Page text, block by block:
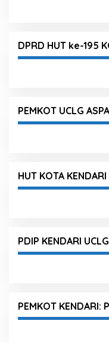
DPRD HUT ke-195
PEMKOT UCLG
HUT KOTA
PDIP KENDARI
PEMKOT KENDARI: